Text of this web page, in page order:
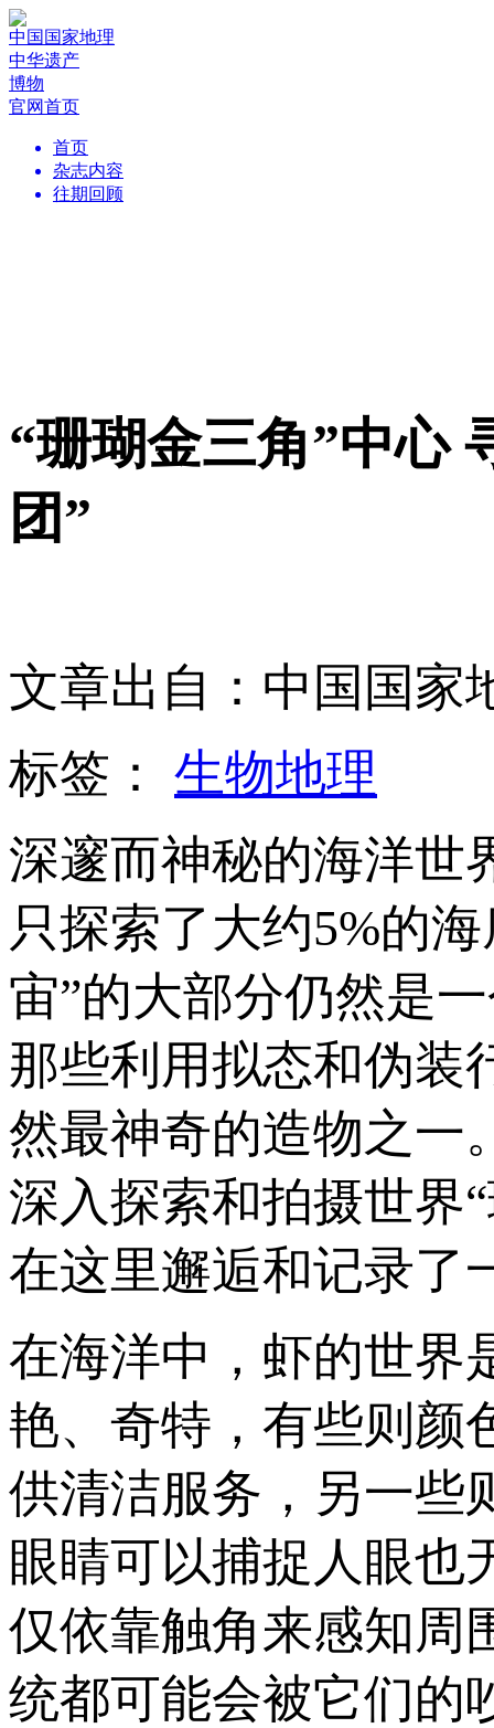
中国国家地理
中华遗产
博物
官网首页
首页
杂志内容
往期回顾
“珊瑚金三角”中心
团”
文章出自：中国国家
标签： 生物地理
深邃而神秘的海洋世
只探索了大约5%的
宙”的大部分仍然是
那些利用拟态和伪装
然最神奇的造物之一
深入探索和拍摄世界
在这里邂逅和记录了
在海洋中，虾的世
艳、奇特，有些则颜
供清洁服务，另一些
眼睛可以捕捉人眼也
仅依靠触角来感知周
统都可能会被它们的